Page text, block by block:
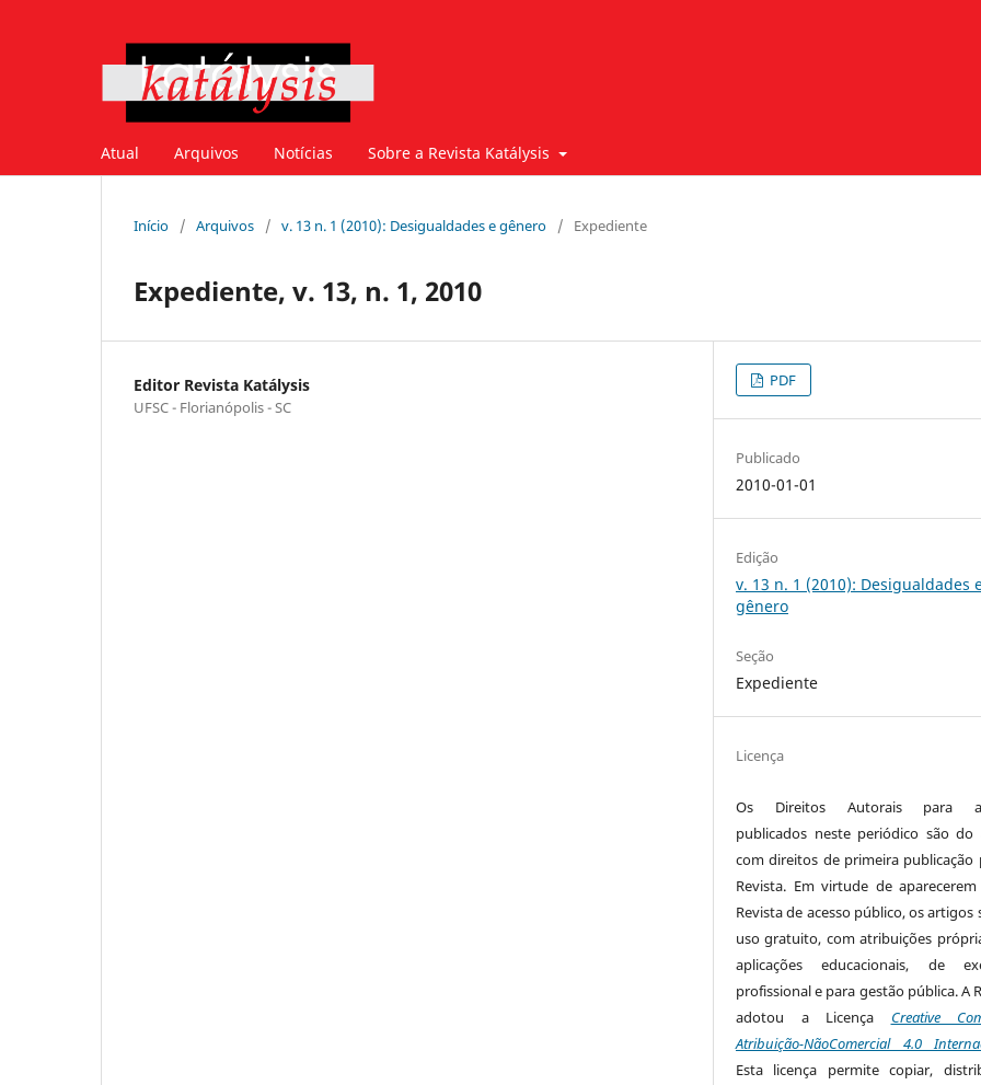
Atual Arquivos Notícias Sobre a Revista Katálysis
Início / Arquivos / v. 13 n. 1 (2010): Desigualdades e gênero / Expediente
Expediente, v. 13, n. 1, 2010
Editor Revista Katálysis
UFSC - Florianópolis - SC
PDF
Publicado
2010-01-01
Edição
v. 13 n. 1 (2010): Desigualdades
gênero
Seção
Expediente
Licença
Os Direitos Autorais para
publicados neste periódico são do
com direitos de primeira publicação
Revista. Em virtude de
Revista de acesso público, os artigos
uso gratuito, com atribuições
aplicações educacionais, de
profissional e para gestão pública. A
adotou a Licença Creative
Atribuição-NãoComercial 4.0
Esta licença permite copiar,